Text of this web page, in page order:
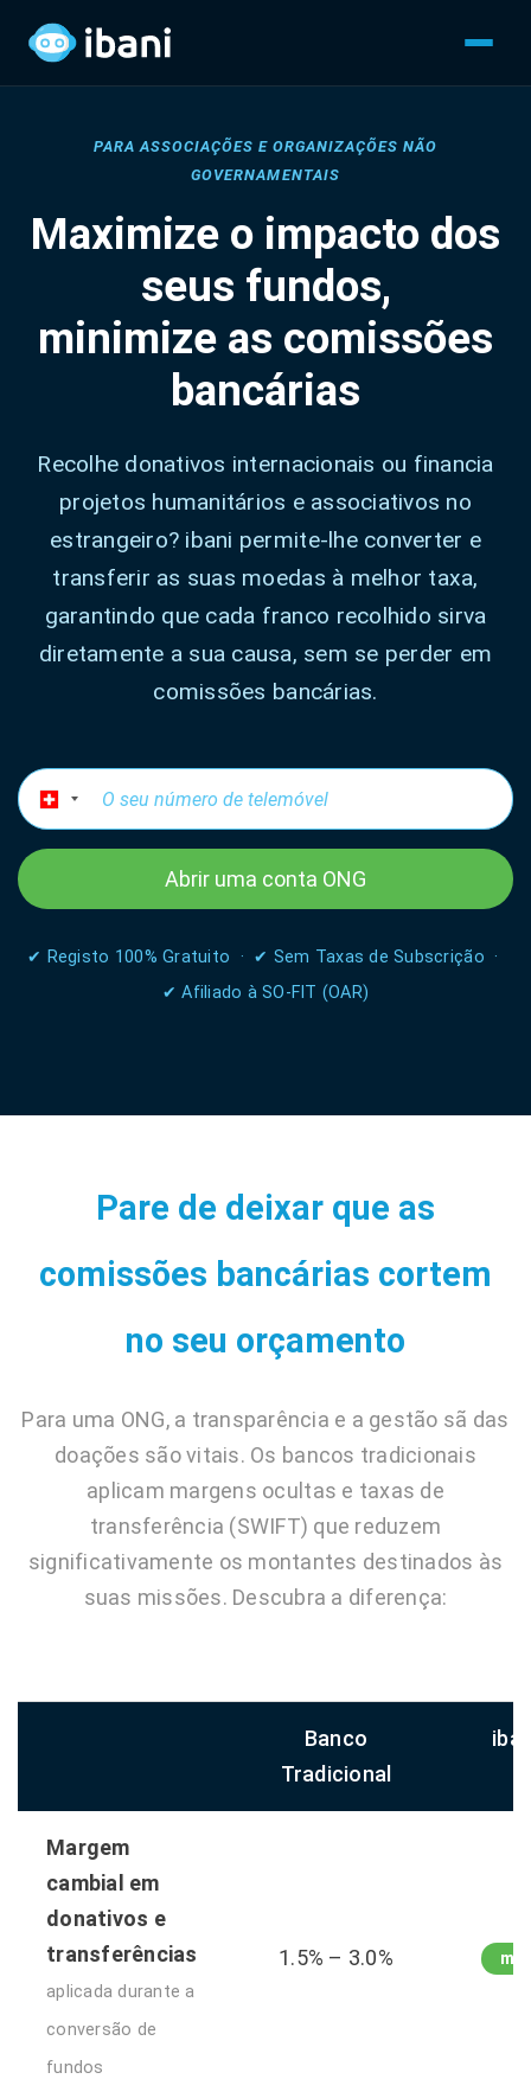
PARA ASSOCIAÇÕES E ORGANIZAÇÕES NÃO
GOVERNAMENTAIS
Maximize o impacto dos
seus fundos,
minimize as comissões
bancárias
Recolhe donativos internacionais ou financia
projetos humanitários e associativos no
estrangeiro? ibani permite-lhe converter e
transferir as suas moedas à melhor taxa,
garantindo que cada franco recolhido sirva
diretamente a sua causa, sem se perder em
comissões bancárias.
Abrir uma conta ONG
✔ Registo 100% Gratuito · ✔ Sem Taxas de Subscrição ·
✔ Afiliado à SO-FIT (OAR)
Pare de deixar que as
comissões bancárias cortem
no seu orçamento
Para uma ONG, a transparência e a gestão sã das
doações são vitais. Os bancos tradicionais
aplicam margens ocultas e taxas de
transferência (SWIFT) que reduzem
significativamente os montantes destinados às
suas missões. Descubra a diferença:
Banco
Tradicional
Margem
cambial em
donativos e
transferências
aplicada durante a
conversão de
fundos
1.5% – 3.0%